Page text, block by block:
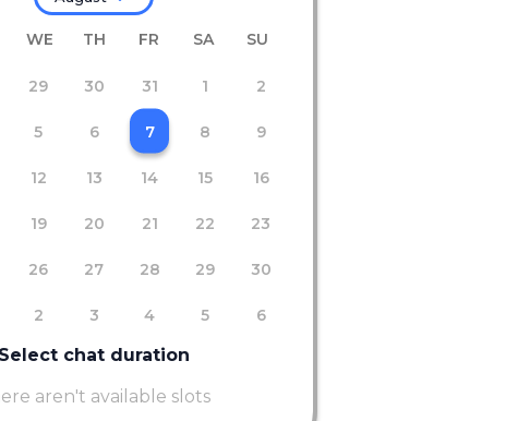
WE TH FR SA SU
29 30 31 1 2
5 6 7 8 9
12 13 14 15 16
19 20 21 22 23
26 27 28 29 30
2 3 4 5 6
Select chat duration
aren't available slots